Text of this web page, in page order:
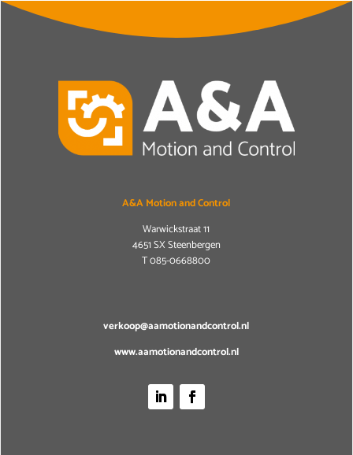
A&A Motion and Control
Warwickstraat 11
4651 SX Steenbergen
T085-0668800
verkoop@aamotionandcontrol.nl
www.aamotionandcontrol.nl